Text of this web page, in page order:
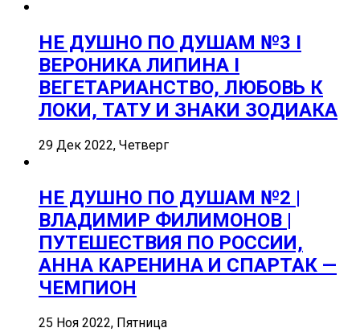
НЕ ДУШНО ПО ДУШАМ №3 I
ВЕРОНИКА ЛИПИНА I
ВЕГЕТАРИАНСТВО, ЛЮБОВЬ К
ЛОКИ, ТАТУ И ЗНАКИ ЗОДИАКА
29 Дек 2022, Четверг
НЕ ДУШНО ПО ДУШАМ №2 |
ВЛАДИМИР ФИЛИМОНОВ |
ПУТЕШЕСТВИЯ ПО РОССИИ,
АННА КАРЕНИНА И СПАРТАК —
ЧЕМПИОН
25 Ноя 2022, Пятница